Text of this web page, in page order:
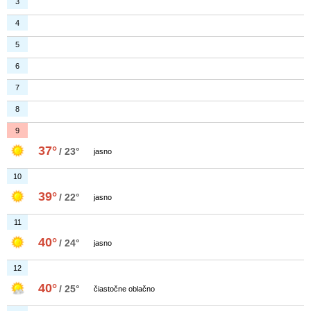
4
5
6
7
8
9
37°/ 23° jasno
10
39°/ 22° jasno
11
40°/ 24° jasno
12
40°/ 25° čiastočne oblačno